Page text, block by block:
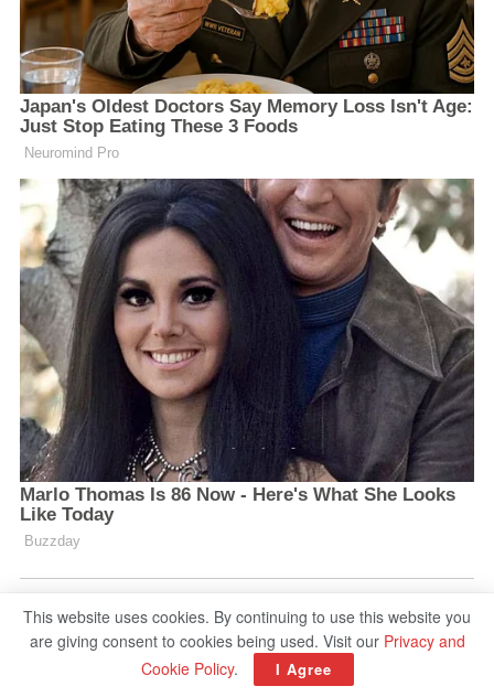
This website uses cookies. By continuing to use this website you
are giving consent to cookies being used. Visit our Privacy and
Cookie Policy. I Agree